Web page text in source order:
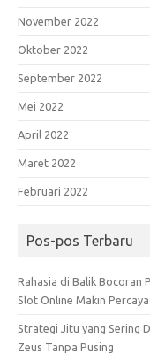
November 2022
Oktober 2022
September 2022
Mei 2022
April 2022
Maret 2022
Februari 2022
Pos-pos Terbaru
Rahasia di Balik Bocoran
Slot Online Makin
Strategi Jitu yang Sering
Zeus Tanpa Pusing